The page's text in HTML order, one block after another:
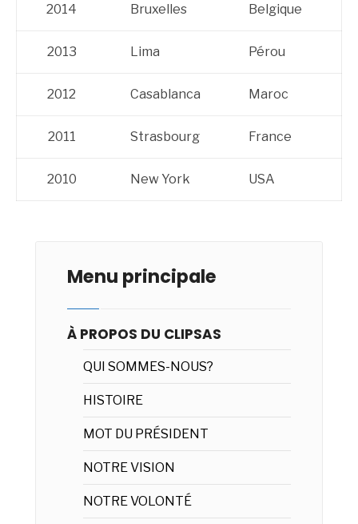
2014 Bruxelles Belgique
2013 Lima Pérou
2012 Casablanca Maroc
2011 Strasbourg France
2010 New York USA
Menu principale
À PROPOS DU CLIPSAS
QUI SOMMES-NOUS?
HISTOIRE
MOT DU PRÉSIDENT
NOTRE VISION
NOTRE VOLONTÉ